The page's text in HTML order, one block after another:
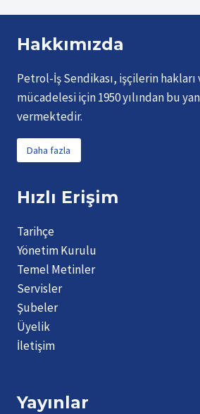
Hakkımızda
Petrol-İş Sendikası, işçilerin hakları
mücadelesi için 1950 yılından bu
vermektedir.
Daha fazla
Hızlı Erişim
Tarihçe
Yönetim Kurulu
Temel Metinler
Servisler
Şubeler
Üyelik
İletişim
Yayınlar